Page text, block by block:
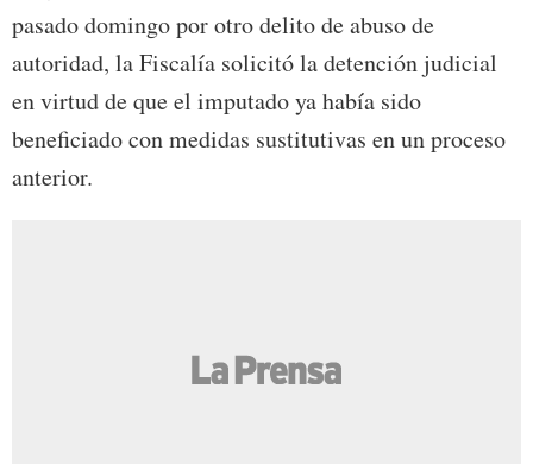
pasado domingo por otro delito de abuso de
autoridad, la Fiscalía solicitó la detención judicial
en virtud de que el imputado ya había sido
beneficiado con medidas sustitutivas en un proceso
anterior.